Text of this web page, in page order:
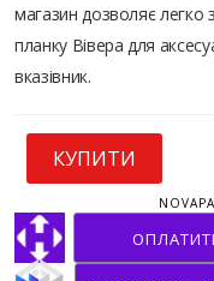
магазин дозволяє легко
планку Вівера для
вказівник.
КУПИТИ